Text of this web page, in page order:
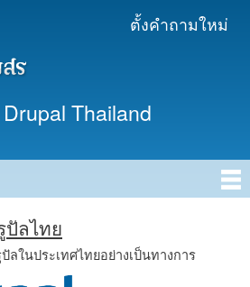
หา
ตั้งคำถามใหม่
Thailand
ลไทย
ในประเทศไทยอย่างเป็นทางการ